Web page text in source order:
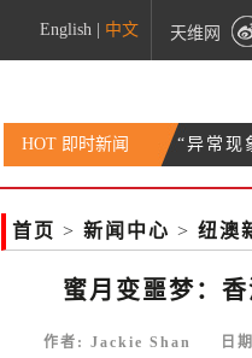
English 中文 天维网
HOT 即时新闻 “异常现
奖
最低
研究称
买到
首页 > 新闻中心 > 纽澳
蜜月变噩梦：
作者: Jackie Shan 日